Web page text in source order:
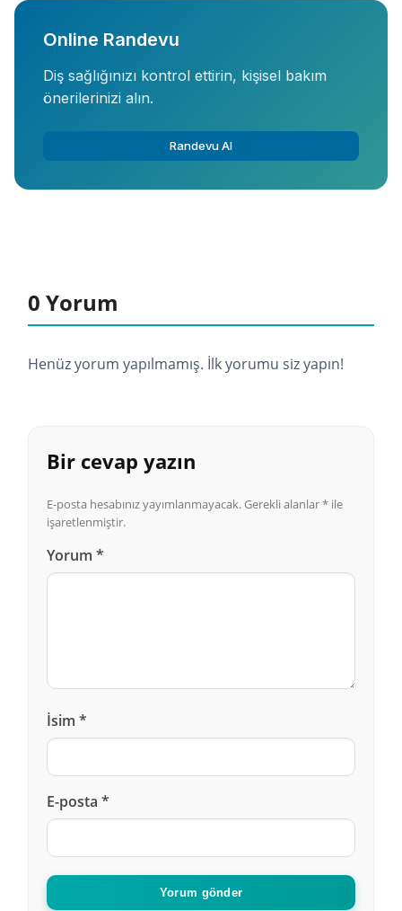
Online Randevu
Diş sağlığınızı kontrol ettirin, kişisel bakım
önerilerinizi alın.
Randevu Al
0 Yorum
Henüz yorum yapılmamış. İlk yorumu siz yapın!
Bir cevap yazın
E-posta hesabınız yayımlanmayacak.Gerekli alanlar* ile
işaretlenmiştir.
Yorum *
İsim *
E-posta *
Yorum gönder